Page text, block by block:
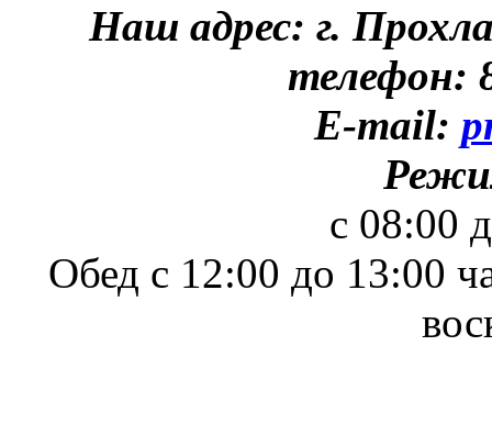
Наш адрес: г.
телефон:
E-mail:
с 08:00
Обед с 12:00 до 13:00